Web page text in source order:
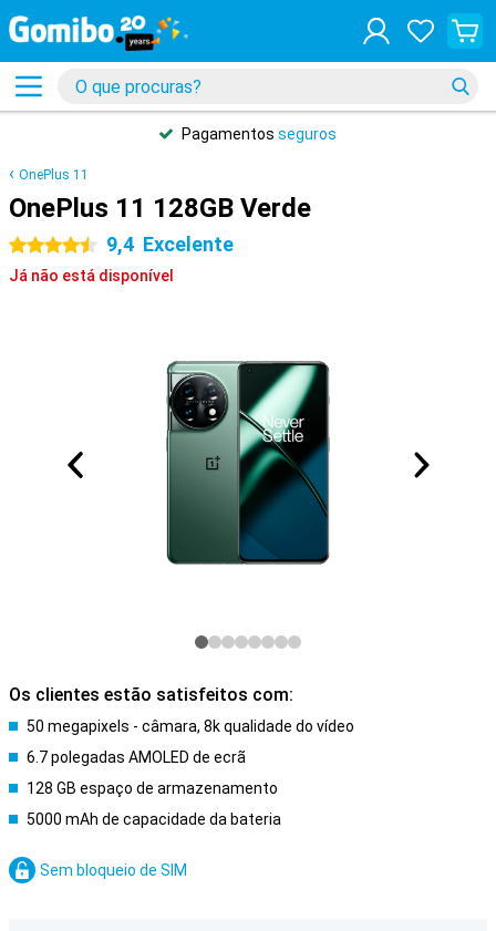
Pagamentos seguros
OnePlus 11
OnePlus 11 128GB Verde
4.5 estrelas 9,4 Excelente
Já não está disponível
Os clientes estão satisfeitos com:
50 megapixels - câmara, 8k qualidade do vídeo
6.7 polegadas AMOLED de ecrã
128 GB espaço de armazenamento
5000 mAh de capacidade da bateria
Sem bloqueio de SIM